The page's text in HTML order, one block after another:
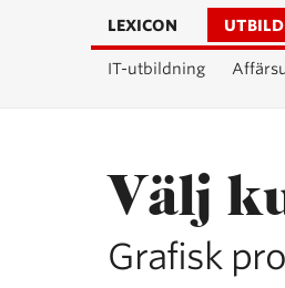
LEXICON
IT-utbildning
Välj
Grafisk